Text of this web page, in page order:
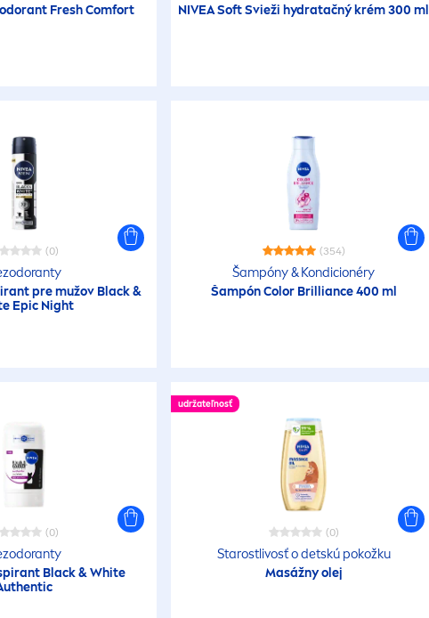
FreshComfort
NIVEASoft Sviežihydratačný krém 300 ml
(0)
pre mužov Black&
Epic Night
(354)
Šampóny & Kondicionéry
ŠampónColorBrilliance 400 ml
(0)
Black&White
udržateľnosť
(0)
Starostlivosť o detskú pokožku
Masážny olej